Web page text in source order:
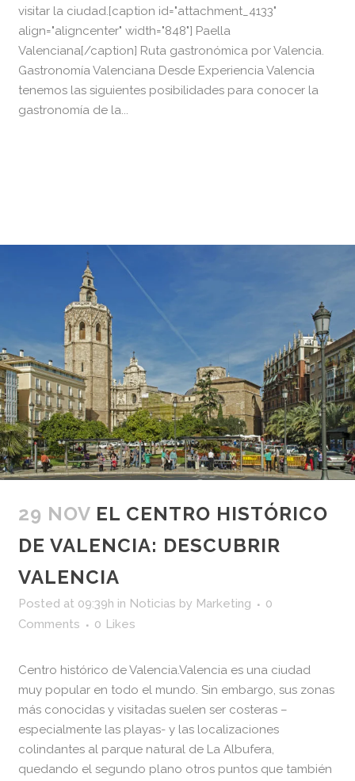
visitar la ciudad.[caption id="attachment_4133"
align="aligncenter" width="848"] Paella
Valenciana[/caption] Ruta gastronómica por Valencia.
Gastronomía Valenciana Desde Experiencia Valencia
tenemos las siguientes posibilidades para conocer la
gastronomía de la...
29 NOV EL CENTRO HISTÓRICO
DE VALENCIA: DESCUBRIR
VALENCIA
Posted at 09:39h in Noticias by Marketing
0
Comments
0 Likes
Centro histórico de Valencia.Valencia es una ciudad
muy popular en todo el mundo. Sin embargo, sus zonas
más conocidas y visitadas suelen ser costeras –
especialmente las playas- y las localizaciones
colindantes al parque natural de La Albufera,
quedando el segundo plano otros puntos que también